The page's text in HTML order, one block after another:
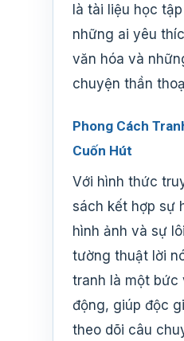
là tài liệu học
những ai yêu
văn hóa và
chuyện thần
Phong Cách
Cuốn Hút
Với hình thức
sách kết hợp sự
hình ảnh và sự
tường thuật lời
tranh là một bức
động, giúp độc
theo dõi câu